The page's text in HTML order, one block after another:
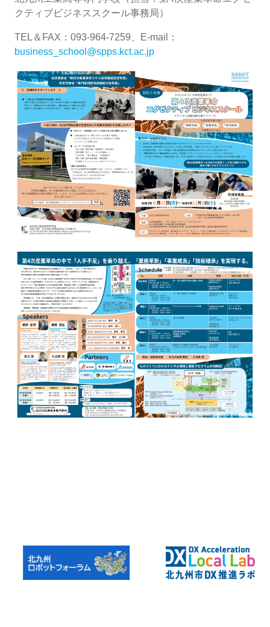
クティブビジネススクール事務局）
TEL＆FAX：093-964-7259、E-mail：
business_school@spps.kct.ac.jp